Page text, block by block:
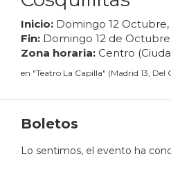
Inicio: Domingo 12 Octubre,
Fin: Domingo 12 de Octubre
Zona horaria: Centro
en "Teatro La Capilla" (Madrid 13, Del
Boletos
Lo sentimos, el evento ha